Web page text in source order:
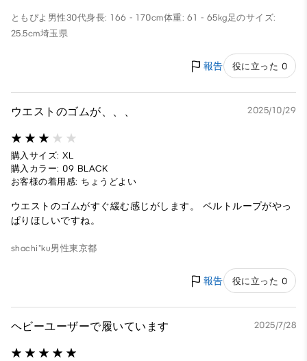
ともぴよ 男性30代身長: 166 - 170cm体重: 61 - 65kg足のサイズ:
25.5cm埼玉県
報告 役に立った 0
ウエストのゴムが、、、 2025/10/29
購入サイズ: XL
購入カラー: 09 BLACK
お客様の着用感: ちょうどよい
ウエストのゴムがすぐ緩む感じがします。 ベルトループがやっ
ぱりほしいですね。
shachi"ku男性東京都
報告 役に立った 0
ヘビーユーザーで履いています 2025/7/28